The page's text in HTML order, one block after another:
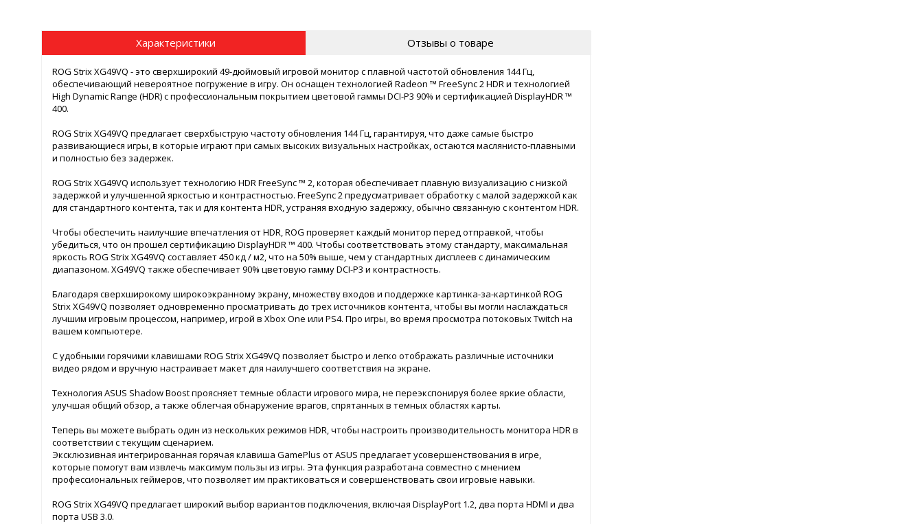
Характеристики Отзывы о товаре
ROG Strix XG49VQ - это сверхширокий 49-дюймовый игровой монитор с плавной частотой обновления 144 Гц,
обеспечивающий невероятное погружение в игру. Он оснащен технологией Radeon ™ FreeSync 2 HDR и технологией
High Dynamic Range (HDR) с профессиональным покрытием цветовой гаммы DCI-P3 90% и сертификацией DisplayHDR ™
400.
ROG Strix XG49VQ предлагает сверхбыструю частоту обновления 144 Гц, гарантируя, что даже самые быстро
развивающиеся игры, в которые играют при самых высоких визуальных настройках, остаются маслянисто-плавными
и полностью без задержек.
ROG Strix XG49VQ использует технологию HDR FreeSync ™ 2, которая обеспечивает плавную визуализацию с низкой
задержкой и улучшенной яркостью и контрастностью. FreeSync 2 предусматривает обработку с малой задержкой как
для стандартного контента, так и для контента HDR, устраняя входную задержку, обычно связанную с контентом HDR.
Чтобы обеспечить наилучшие впечатления от HDR, ROG проверяет каждый монитор перед отправкой, чтобы
убедиться, что он прошел сертификацию DisplayHDR ™ 400. Чтобы соответствовать этому стандарту, максимальная
яркость ROG Strix XG49VQ составляет 450 кд / м2, что на 50% выше, чем у стандартных дисплеев с динамическим
диапазоном. XG49VQ также обеспечивает 90% цветовую гамму DCI-P3 и контрастность.
Благодаря сверхширокому широкоэкранному экрану, множеству входов и поддержке картинка-за-картинкой ROG
Strix XG49VQ позволяет одновременно просматривать до трех источников контента, чтобы вы могли наслаждаться
лучшим игровым процессом, например, игрой в Xbox One или PS4. Про игры, во время просмотра потоковых Twitch на
вашем компьютере.
С удобными горячими клавишами ROG Strix XG49VQ позволяет быстро и легко отображать различные источники
видео рядом и вручную настраивает макет для наилучшего соответствия на экране.
Технология ASUS Shadow Boost проясняет темные области игрового мира, не переэкспонируя более яркие области,
улучшая общий обзор, а также облегчая обнаружение врагов, спрятанных в темных областях карты.
Теперь вы можете выбрать один из нескольких режимов HDR, чтобы настроить производительность монитора HDR в
соответствии с текущим сценарием.
Эксклюзивная интегрированная горячая клавиша GamePlus от ASUS предлагает усовершенствования в игре,
которые помогут вам извлечь максимум пользы из игры. Эта функция разработана совместно с мнением
профессиональных геймеров, что позволяет им практиковаться и совершенствовать свои игровые навыки.
ROG Strix XG49VQ предлагает широкий выбор вариантов подключения, включая DisplayPort 1.2, два порта HDMI и два
порта USB 3.0.